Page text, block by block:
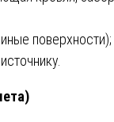
поверхности);